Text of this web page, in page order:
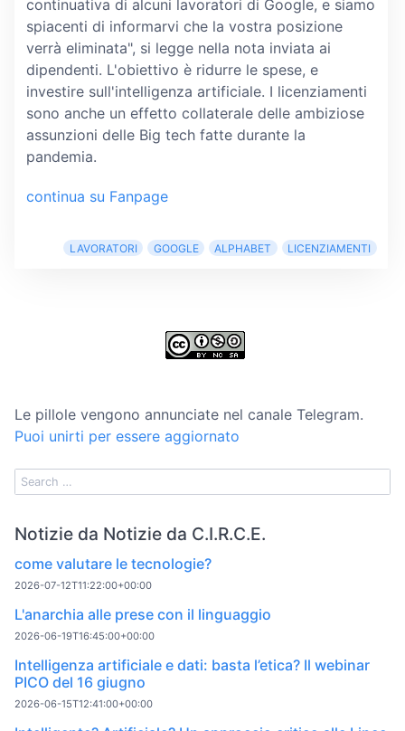
continuativa di alcuni lavoratori di Google, e siamo
spiacenti di informarvi che la vostra posizione
verrà eliminata", si legge nella nota inviata ai
dipendenti. L'obiettivo è ridurre le spese, e
investire sull'intelligenza artificiale. I licenziamenti
sono anche un effetto collaterale delle ambiziose
assunzioni delle Big tech fatte durante la
pandemia.
continua su Fanpage
LAVORATORI GOOGLE ALPHABET LICENZIAMENTI
Le pillole vengono annunciate nel canale Telegram.
Puoi unirti per essere aggiornato
Notizie da Notizie da C.I.R.C.E.
come valutare le tecnologie?
2026-07-12T11:22:00+00:00
L'anarchia alle prese con il linguaggio
2026-06-19T16:45:00+00:00
Intelligenza artificiale e dati: basta l’etica? Il webinar
PICO del 16 giugno
2026-06-15T12:41:00+00:00